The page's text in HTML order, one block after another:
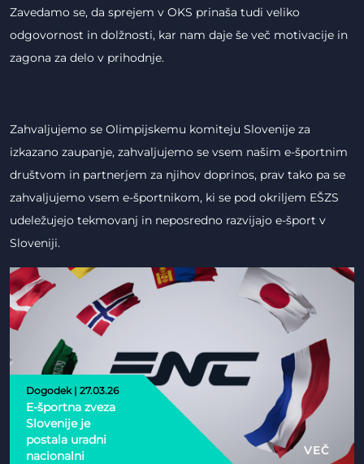
Zavedamo se, da sprejem v OKS prinaša tudi veliko
odgovornost in dolžnosti, kar nam daje še več motivacije in
zagona za delo v prihodnje.
Zahvaljujemo se Olimpijskemu komiteju Slovenije za
izkazano zaupanje, zahvaljujemo se vsem našim e-športnim
društvom in partnerjem za njihov doprinos, prav tako pa se
zahvaljujemo vsem e-športnikom, ki se pod okriljem EŠZS
udeležujejo tekmovanj in neposredno razvijajo e-šport v
Sloveniji.
Dogodek | 27.03.26
E-športna zveza
Slovenije je
postala uradni
nacionalni
VEČ